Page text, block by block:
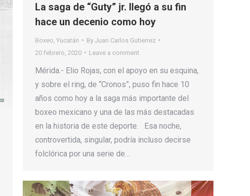
La saga de “Guty” jr. llegó a su fin
hace un decenio como hoy
Boxeo Yucatán By Juan Carlos Gutierrez
20 febrero, 2020
Leave a comment
Mérida.- Elio Rojas, con el apoyo en su esquina,
y sobre el ring, de “Cronos”, puso fin hace 10
años como hoy a la saga más importante del
boxeo mexicano y una de las más destacadas
en la historia de este deporte. Esa noche,
controvertida, singular, podría incluso decirse
folclórica por una serie de…